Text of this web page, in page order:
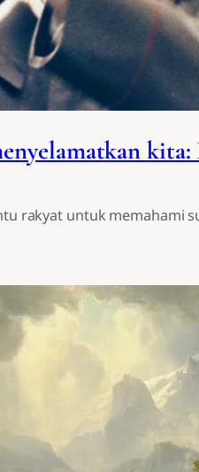
rakyat untuk memahami